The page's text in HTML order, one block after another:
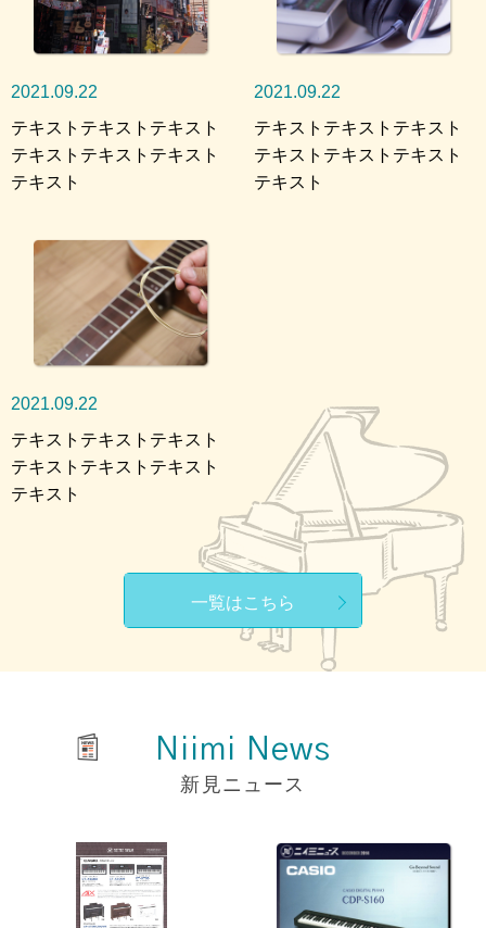
2021.09.22
テキストテキストテキスト
テキストテキストテキスト
テキスト
2021.09.22
テキストテキストテキスト
テキストテキストテキスト
テキスト
2021.09.22
テキストテキストテキスト
テキストテキストテキスト
テキスト
一覧はこちら
Niimi News
新見ニュース